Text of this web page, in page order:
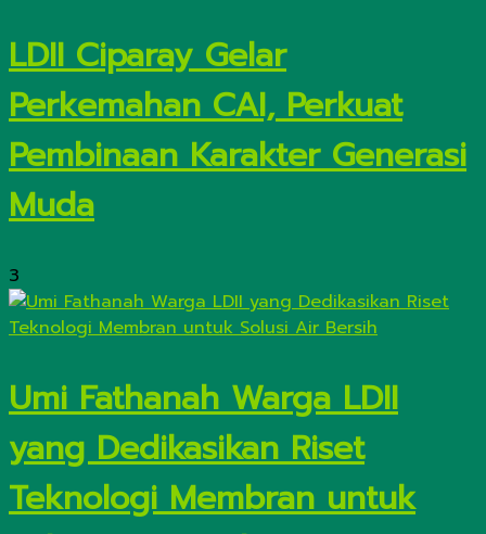
LDII Ciparay Gelar
Perkemahan CAI, Perkuat
Pembinaan Karakter Generasi
Muda
3
Umi Fathanah Warga LDII
yang Dedikasikan Riset
Teknologi Membran untuk